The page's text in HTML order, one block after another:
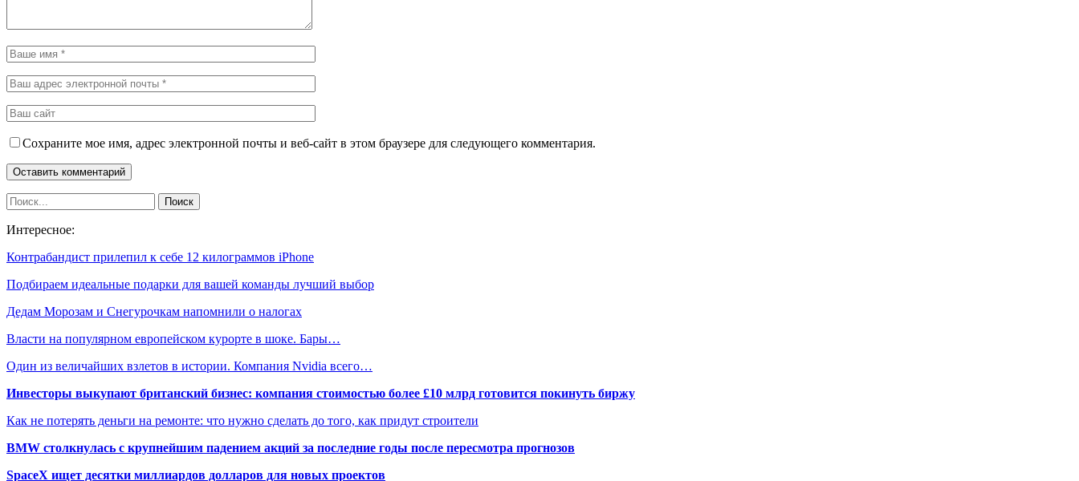
Сохраните мое имя, адрес электронной почты и веб-сайт в этом браузере для следующего комментария.
Интересное:
Контрабандист прилепил к себе 12 килограммов iPhone
Подбираем идеальные подарки для вашей команды лучший выбор
Дедам Морозам и Снегурочкам напомнили о налогах
Власти на популярном европейском курорте в шоке. Бары…
Один из величайших взлетов в истории. Компания Nvidia всего…
Инвесторы выкупают британский бизнес: компания стоимостью более £10 млрд готовится покинуть биржу
Как не потерять деньги на ремонте: что нужно сделать до того, как придут строители
BMW столкнулась с крупнейшим падением акций за последние годы после пересмотра прогнозов
SpaceX ищет десятки миллиардов долларов для новых проектов